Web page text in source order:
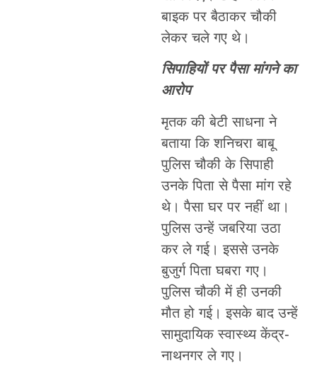
बाइक पर बैठाकर चौकी
लेकर चले गए थे।
सिपाहियों पर पैसा मांगने का
आरोप
मृतक की बेटी साधना ने
बताया कि शनिचरा बाबू
पुलिस चौकी के सिपाही
उनके पिता से पैसा मांग रहे
थे। पैसा घर पर नहीं था।
पुलिस उन्हें जबरिया उठा
कर ले गई। इससे उनके
बुजुर्ग पिता घबरा गए।
पुलिस चौकी में ही उनकी
मौत हो गई। इसके बाद उन्हें
सामुदायिक स्वास्थ्य केंद्र-
नाथनगर ले गए।